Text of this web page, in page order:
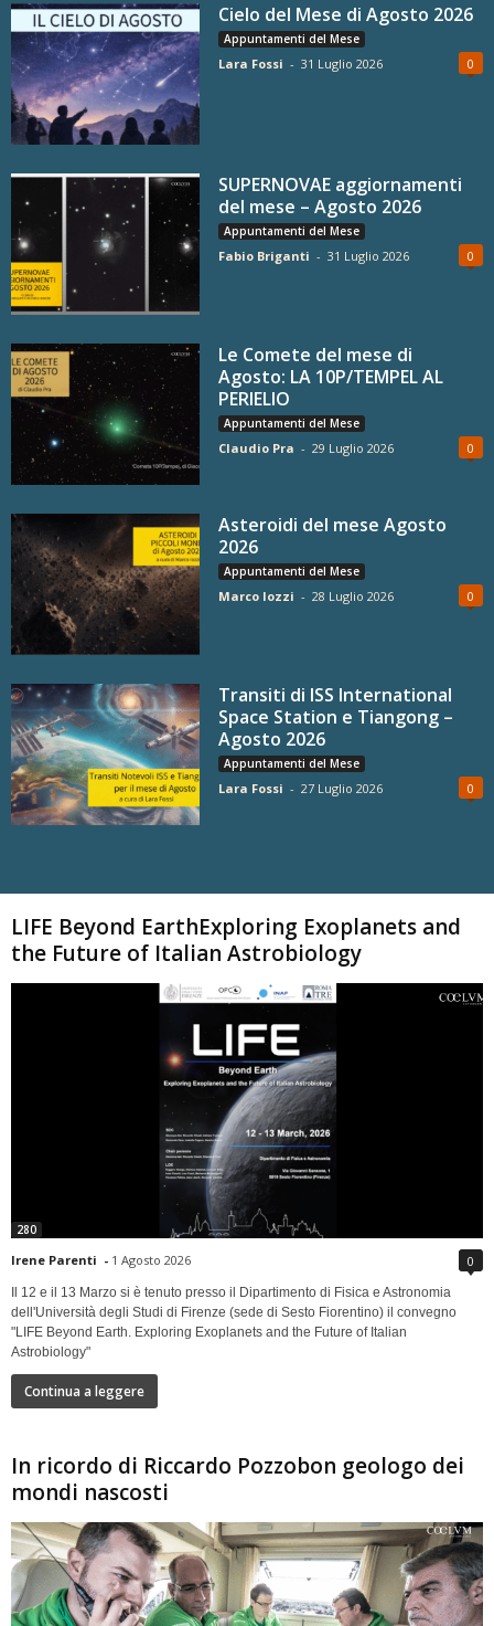
Cielo del Mese di Agosto 2026
Appuntamenti del Mese
Lara Fossi - 31 Luglio 2026 0
SUPERNOVAE aggiornamenti
del mese – Agosto 2026
Appuntamenti del Mese
Fabio Briganti - 31 Luglio 2026 0
Le Comete del mese di
Agosto: LA 10P/TEMPEL AL
PERIELIO
Appuntamenti del Mese
Claudio Pra - 29 Luglio 2026 0
Asteroidi del mese Agosto
2026
Appuntamenti del Mese
Marco Iozzi - 28 Luglio 2026 0
Transiti di ISS International
Space Station e Tiangong –
Agosto 2026
Appuntamenti del Mese
Lara Fossi - 27 Luglio 2026 0
LIFE Beyond EarthExploring Exoplanets and
the Future of Italian Astrobiology
280
Irene Parenti - 1 Agosto 2026 0
Il 12 e il 13 Marzo si è tenuto presso il Dipartimento di Fisica e Astronomia
dell'Università degli Studi di Firenze (sede di Sesto Fiorentino) il convegno
"LIFE Beyond Earth. Exploring Exoplanets and the Future of Italian
Astrobiology"
Continua a leggere
In ricordo di Riccardo Pozzobon geologo dei
mondi nascosti